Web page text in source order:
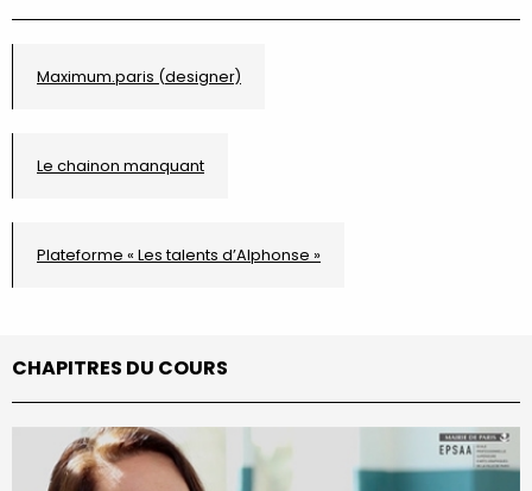
Maximum.paris (designer)
Le chainon manquant
Plateforme « Les talents d’Alphonse »
CHAPITRES DU COURS